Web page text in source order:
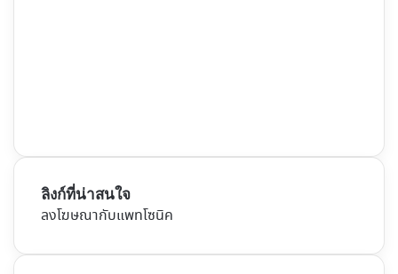
ลิงก์ที่น่าสนใจ
ลงโฆษณากับแพทโซนิค